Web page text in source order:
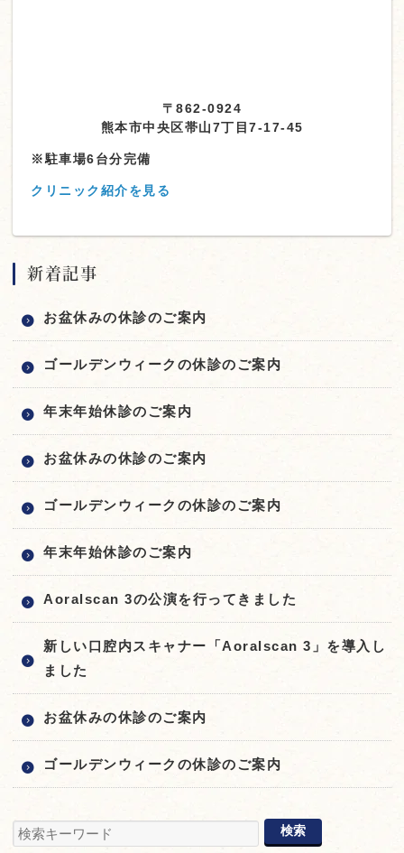
〒862-0924
熊本市中央区帯山7丁目7-17-45
※駐車場6台分完備
クリニック紹介を見る
新着記事
お盆休みの休診のご案内
ゴールデンウィークの休診のご案内
年末年始休診のご案内
お盆休みの休診のご案内
ゴールデンウィークの休診のご案内
年末年始休診のご案内
Aoralscan 3の公演を行ってきました
新しい口腔内スキャナー「Aoralscan 3」を導入し
ました
お盆休みの休診のご案内
ゴールデンウィークの休診のご案内